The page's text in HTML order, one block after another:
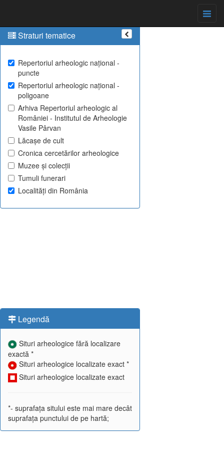
Straturi tematice
Repertoriul arheologic național -
puncte
Repertoriul arheologic național -
poligoane
Arhiva Repertoriul arheologic al
României - Institutul de Arheologie
Vasile Pârvan
Lăcașe de cult
Cronica cercetărilor arheologice
Muzee și colecții
Tumuli funerari
Localități din România
Legendă
Situri arheologice fără localizare
exactă *
Situri arheologice localizate exact *
Situri arheologice localizate exact
*- suprafața sitului este mai mare decât
suprafața punctului de pe hartă;